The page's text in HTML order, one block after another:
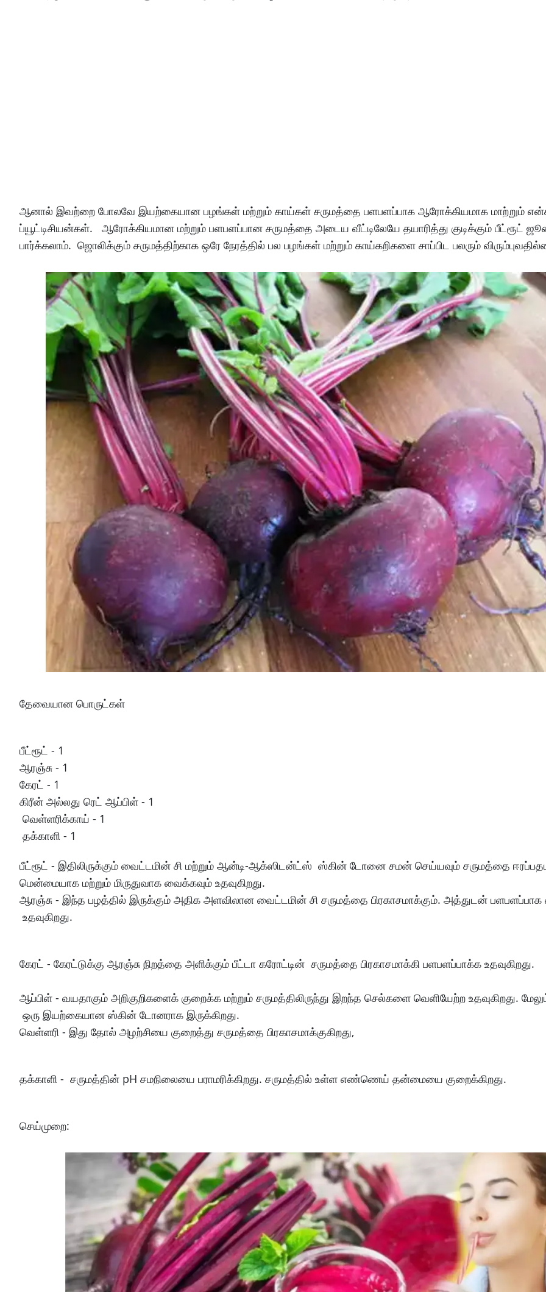
ஆனால் இவற்றை போலவே இயற்கையான பழங்கள் மற்றும் காய்கள் சருமத்தை பளபளப்பாக ஆரோக்கியமாக மாற்றும்
ப்யூட்டிசியன்கள். ஆரோக்கியமான மற்றும் பளபளப்பான சருமத்தை அடைய வீட்டிலேயே தயாரித்து குடிக்கும் பீட்ரூட்
பார்க்கலாம். ஜொலிக்கும் சருமத்திற்காக ஒரே நேரத்தில் பல பழங்கள் மற்றும் காய்கறிகளை சாப்பிட பலரும்
தேவையான பொருட்கள்
பீட்ரூட் - 1
ஆரஞ்சு - 1
கேரட் - 1
கிரீன் அல்லது ரெட் ஆப்பிள் - 1
வெள்ளரிக்காய் - 1
தக்காளி - 1
பீட்ரூட் - இதிலிருக்கும் வைட்டமின் சி மற்றும் ஆன்டி-ஆக்ஸிடன்ட்ஸ் ஸ்கின் டோனை சமன் செய்யவும் சருமத்தை
மென்மையாக மற்றும் மிருதுவாக வைக்கவும் உதவுகிறது.
ஆரஞ்சு - இந்த பழத்தில் இருக்கும் அதிக அளவிலான வைட்டமின் சி சருமத்தை பிரகாசமாக்கும். அத்துடன்
உதவுகிறது.
கேரட் - கேரட்டுக்கு ஆரஞ்சு நிறத்தை அளிக்கும் பீட்டா கரோட்டின் சருமத்தை பிரகாசமாக்கி பளபளப்பாக்க உதவுகிறது.
ஆப்பிள் - வயதாகும் அறிகுறிகளைக் குறைக்க மற்றும் சருமத்திலிருந்து இறந்த செல்களை வெளியேற்ற உதவுகிறது.
ஒரு இயற்கையான ஸ்கின் டோனராக இருக்கிறது.
வெள்ளரி - இது தோல் அழற்சியை குறைத்து சருமத்தை பிரகாசமாக்குகிறது,
தக்காளி - சருமத்தின் pH சமநிலையை பராமரிக்கிறது. சருமத்தில் உள்ள எண்ணெய் தன்மையை குறைக்கிறது.
செய்முறை: